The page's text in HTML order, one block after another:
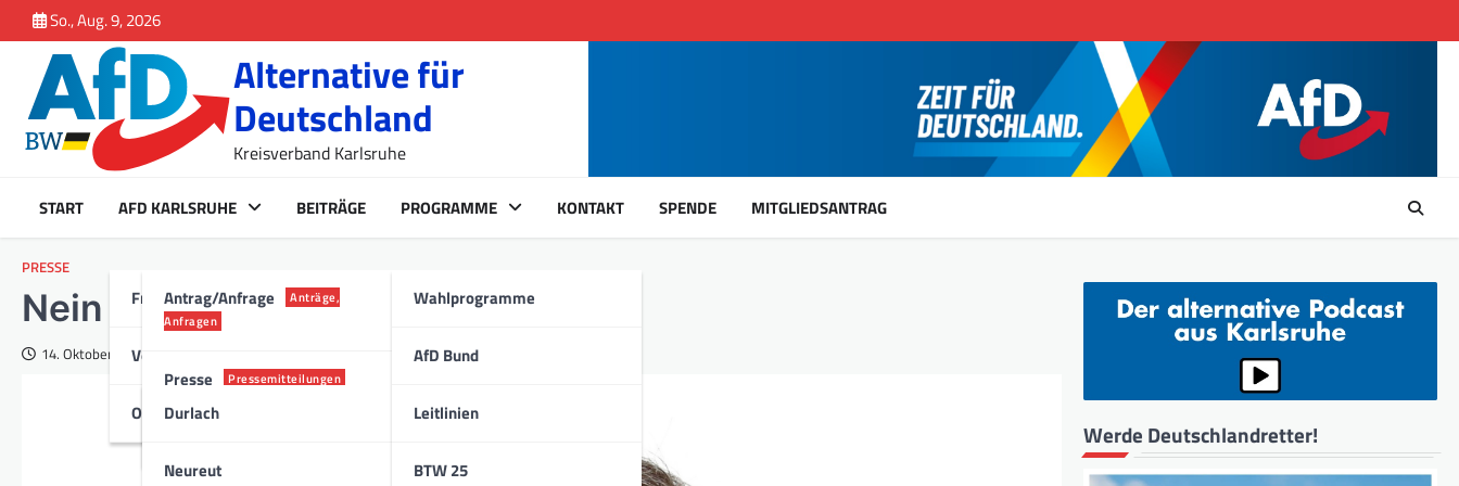
springen
to
content
So., Aug. 9, 2026
Alternative für
Deutschland
Kreisverband Karlsruhe
START AFD KARLSRUHE
Fraktion Karlsruhe
Antrag/Anfrage
Anträge,
Anfragen
Presse Pressemitteilungen
Vorstand
Ortsverband
Durlach
Neureut
BEITRÄGE PROGRAMME
Wahlprogramme
AfD Bund
Leitlinien
BTW 25
KONTAKT SPENDE MITGLIEDSANTRAG
PRESSE
Nein zur DITIB Großmoschee!
14. Oktober 2016
Werde Deutschlandretter!